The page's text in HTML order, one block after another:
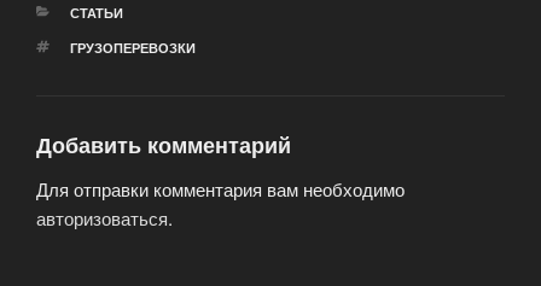
РУБРИКИ
СТАТЬИ
МЕТКИ
ГРУЗОПЕРЕВОЗКИ
Добавить комментарий
Для отправки комментария вам необходимо
авторизоваться.